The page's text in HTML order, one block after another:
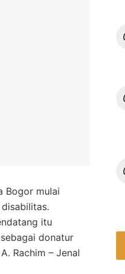
Bogor mulai
itu
donatur
Rachim – Jenal